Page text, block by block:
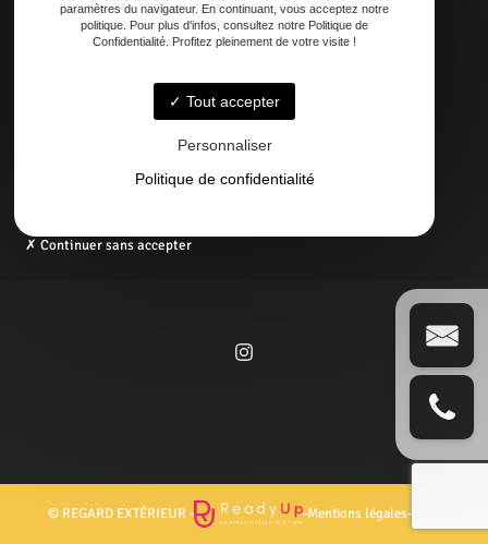
Téléphone
06 14 73 31 86
Email
© REGARD EXTÉRIEUR - -Mentions légales-
paramètres du navigateur. En continuant, vous acceptez notre
politique. Pour plus d'infos, consultez notre Politique de
Confidentialité. Profitez pleinement de votre visite !
Tout accepter
Personnaliser
Politique de confidentialité
Continuer sans accepter